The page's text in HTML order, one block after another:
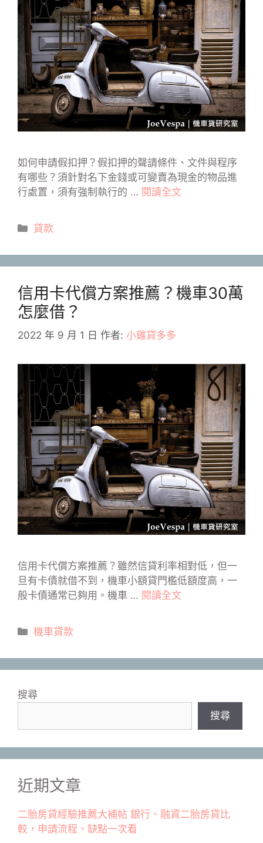
如何申請假扣押？假扣押的聲請條件、文件與程序
有哪些？須針對名下金錢或可變賣為現金的物品進
行處置，須有強制執行的 … 閱讀全文
分
貸款
信用卡代償方案推薦？機車30萬
怎麼借？
2022 年 9 月 1 日 作者: 小雞貸多多
信用卡代償方案推薦？雖然信貸利率相對低，但一
旦有卡債就借不到，機車小額貸門檻低額度高，一
般卡債通常已夠用。機車 … 閱讀全文
分
機車貸款
搜尋
搜尋
近期文章
二胎房貸經驗推薦大補帖 銀行、融資二胎房貸比
較，申請流程、缺點一次看